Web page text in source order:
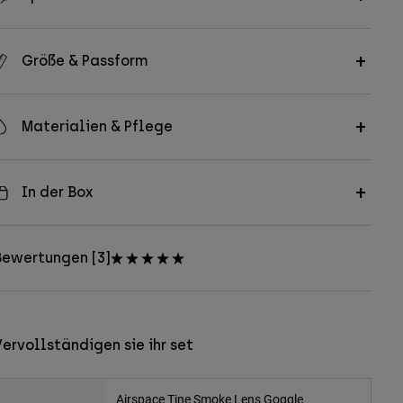
Größe & Passform
Materialien & Pflege
In der Box
[3]
sie ihr set
Airspace Tine Smoke Lens Goggle